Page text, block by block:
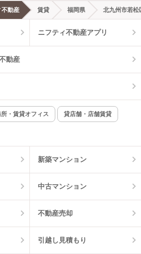
都市ガス
オートロック
インターネット無料
不動産 賃貸 福岡県 北九州市若松
ニフティ不動産アプリ
動産
・賃貸オフィス 貸店舗・店舗賃貸
新築マンション
中古マンション
不動産売却
引越し見積もり